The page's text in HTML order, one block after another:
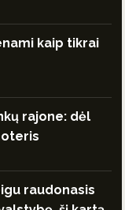
kaip tikrai
rajone: dėl
raudonasis